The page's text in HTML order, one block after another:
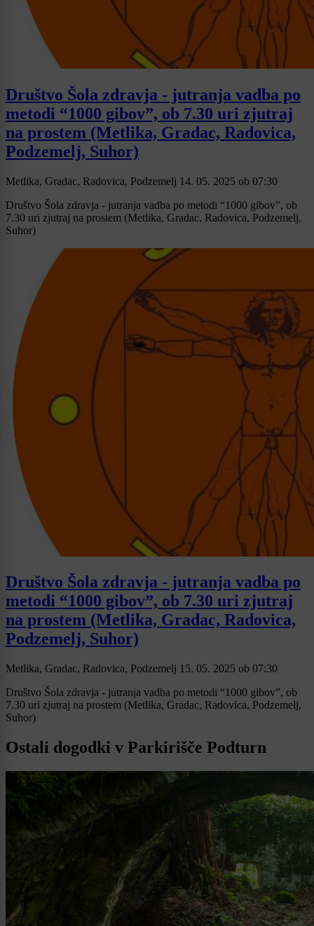
Društvo Šola zdravja - jutranja vadba po
metodi “1000 gibov”, ob 7.30 uri zjutraj
na prostem (Metlika, Gradac, Radovica,
Podzemelj, Suhor)
Metlika, Gradac, Radovica, Podzemelj 14. 05. 2025 ob 07:30
Društvo Šola zdravja - jutranja vadba po metodi “1000 gibov”, ob
7.30 uri zjutraj na prostem (Metlika, Gradac, Radovica, Podzemelj,
Suhor)
Društvo Šola zdravja - jutranja vadba po
metodi “1000 gibov”, ob 7.30 uri zjutraj
na prostem (Metlika, Gradac, Radovica,
Podzemelj, Suhor)
Metlika, Gradac, Radovica, Podzemelj 15. 05. 2025 ob 07:30
Društvo Šola zdravja - jutranja vadba po metodi “1000 gibov”, ob
7.30 uri zjutraj na prostem (Metlika, Gradac, Radovica, Podzemelj,
Suhor)
Ostali dogodki v Parkirišče Podturn